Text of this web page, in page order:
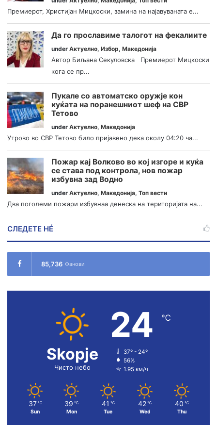
Премиерот, Христијан Мицкоски, замина на најавуваната е...
Да го прославиме талогот на фекалиите
under Актуелно, Избор, Македонија
Автор Биљана Секуловска Премиерот Мицкоски
кога се пр...
Пукале со автоматско оружје кон
куќата на поранешниот шеф на СВР
Тетово
under Актуелно, Македонија
Утрово во СВР Тетово било пријавено дека околу 04:20 ча...
Пожар кај Волково во кој изгоре и куќа
се става под контрола, нов пожар
избувна зад Водно
under Актуелно, Македонија, Топ вести
Два поголеми пожари избувнаа денеска на територијата на...
СЛЕДЕТЕ НÉ
85,736 Фанови
Skopje
Чисто небо
24 ℃
37º - 24º
56%
1.95 км/ч
37 ℃
Sun
39 ℃
Mon
41 ℃
Tue
42 ℃
Wed
40 ℃
Thu